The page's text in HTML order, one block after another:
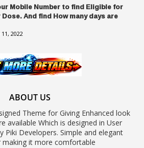
Mobile Number to find Eligible for
And find How many days are
2022
ABOUT US
Theme for Giving Enhanced look
available Which is designed in User
Piki Developers. Simple and elegant
it more comfortable